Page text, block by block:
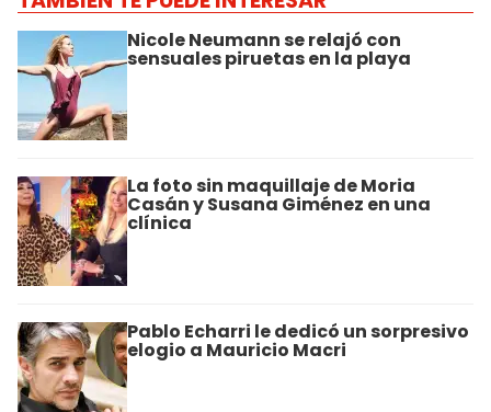
Nicole Neumann se relajó con
sensuales piruetas en la playa
La foto sin maquillaje de Moria
Casán y Susana Giménez en una
clínica
Pablo Echarri le dedicó un sorpresivo
elogio a Mauricio Macri